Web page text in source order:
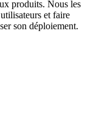
produits. Nous les
et faire
son déploiement.